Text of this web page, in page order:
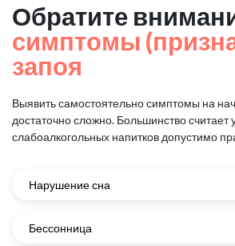
Обратите
симптомы
запоя
Выявить самостоятельно симптомы на
достаточно сложно. Большинство считает
слабоалкогольных напитков допустимо
Нарушение сна
Бессонница